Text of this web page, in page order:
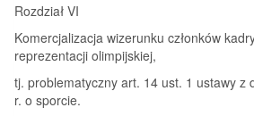
Rozdział VI
Komercjalizacja wizerunku członków
reprezentacji olimpijskiej,
tj. problematyczny art. 14 ust. 1 ustawy z
r. o sporcie.